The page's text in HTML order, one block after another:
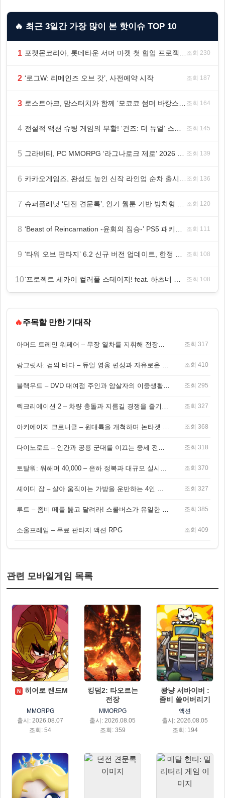
🔥 최근 3일간 가장 많이 본 핫이슈 TOP 10
1 포켓몬코리아, 롯데타운 서머 마켓 첫 협업 프로젝트 ‘포켓몬 별빛낙원’ 개최 조회 230
2 ‘로그W: 리메인즈 오브 갓’, 사전예약 시작 조회 187
3 로스트아크, 맘스터치와 함께 ‘모코코 썸머 바캉스 세트’ 출시 조회 164
4 전설적 액션 슈팅 게임의 부활! ‘건즈: 더 듀얼’ 스팀(Steam) 8월 14일 정식 오픈 조회 145
5 그라비티, PC MMORPG ‘라그나로크 제로’ 2026 여름 프로모션 진행! 조회 139
6 카카오게임즈, 완성도 높인 신작 라인업 순차 출시 ‘속도’ 조회 136
7 슈퍼플래닛 ‘던전 견문록’, 인기 웹툰 기반 방치형 RPG로 글로벌 정식 출시 조회 120
8 ‘Beast of Reincarnation -윤회의 짐승-’ PS5 패키지판 8월 4일 금일 발매 조회 111
9 ‘타워 오브 판타지’ 6.2 신규 버전 업데이트, 한정 레플리카 ‘겔피인’ 등장 조회 108
10 ‘프로젝트 세카이 컬러풀 스테이지! feat. 하츠네 미쿠’ 온리 샵·페어·그라떼 개최 조회 108
🔥주목할 만한 기대작
조회 317
조회 410
조회 295
조회 327
조회 368
조회 318
조회 370
조회 327
조회 385
소울프레임 – 무료 판타지 액션 RPG 조회 409
관련 모바일게임 목록
N 히어로 랜드M
MMORPG
출시: 2026.08.07
조회: 54
킹덤2: 타오르는
전장
MMORPG
출시: 2026.08.05
조회: 359
쾅냥 서바이버 :
좀비 쓸어버리기
액션
출시: 2026.08.05
조회: 194